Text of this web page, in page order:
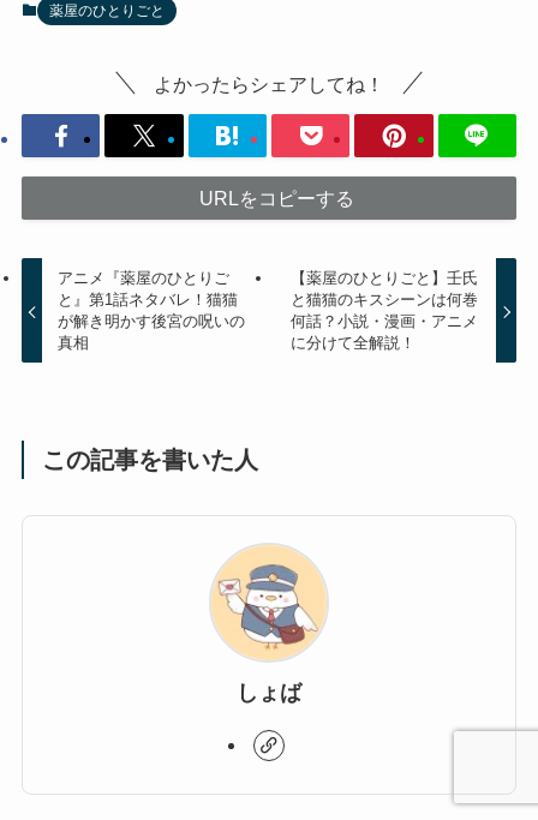
薬屋のひとりごと
よかったらシェアしてね！
URLをコピーする
アニメ『薬屋のひとりご
と』第1話ネタバレ！猫猫
が解き明かす後宮の呪いの
真相
【薬屋のひとりごと】壬氏
と猫猫のキスシーンは何巻
何話？小説・漫画・アニメ
に分けて全解説！
この記事を書いた人
しょば